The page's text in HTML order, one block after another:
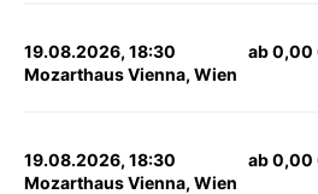
19.08.2026, 18:30
Mozarthaus Vienna, Wien
ab 0,00
19.08.2026, 18:30
Mozarthaus Vienna, Wien
ab 0,00